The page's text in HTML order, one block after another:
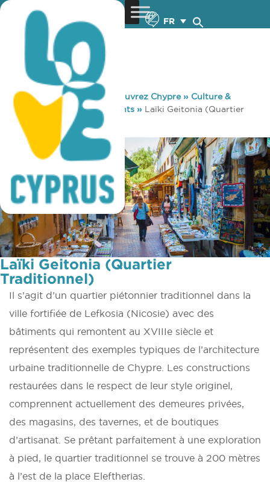
FR
You are here: Home »Découvrez Chypre» Culture &
Religion» Sites & Monuments » Laïki Geitonia (Quartier
Traditionnel)
Laïki Geitonia (Quartier
Traditionnel)
Il s’agit d’un quartier piétonnier traditionnel dans la
ville fortifiée de Lefkosia (Nicosie) avec des
bâtiments qui remontent au XVIIIe siècle et
représentent des exemples typiques de l’architecture
urbaine traditionnelle de Chypre. Les constructions
restaurées dans le respect de leur style originel,
comprennent actuellement des demeures privées,
des magasins, des tavernes, et de boutiques
d’artisanat. Se prêtant parfaitement à une exploration
à pied, le quartier traditionnel se trouve à 200 mètres
à l’est de la place Eleftherias.